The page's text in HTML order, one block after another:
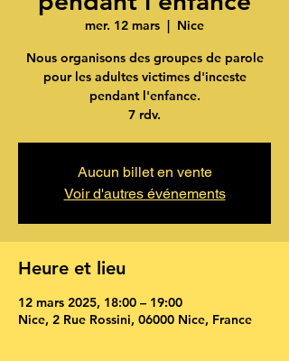
mer. 12 mars
  |
Nice
Nous organisons des groupes de parole
pour les adultes victimes d'inceste
pendant l'enfance.
7 rdv.
Aucun billet en vente
Voir d'autres événements
Heure et lieu
12 mars 2025, 18:00 – 19:00
Nice, 2 Rue Rossini, 06000 Nice, France